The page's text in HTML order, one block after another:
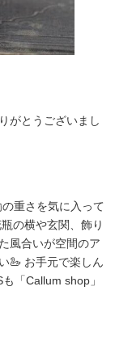
がとうございまし
重さを気に入って
の横や玄関、飾り
風合いが空間のア
🦢 お手元で楽しん
「Callum shop」